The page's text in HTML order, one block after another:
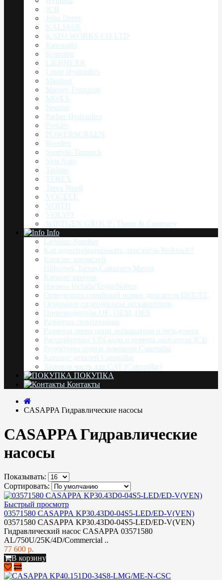
JCB
John Deere
KALMAR
KATO WORKS CO LTD
Kawasaki
Komatsu
LIEBHERR
Linde Hydraulics
Manitou
Massey Ferguson
MOXY
Normet
Parker Hydraulics
Perkins
POWERSCREEN
Roadtec
Sandvik-Tamrock
Sisu Auto
Tadano
TEREX
Terex Noell
VOGELE
VOITH
VOLVO
WIRTGEN GROUP / Deere & Company
Info
Liebherr-Number
Как идентифицировать двигатель Perkins®?
Каталог запчастей
Hidromek,Tarsus,Cukurova,Mastas
Каталог кранов
Насоcы Uchida/Teijin/Nabco
Определить серийный номер двигателя DEUTZ
Основные гидронасосы экскаваторов
Производители OE, OEM, OES
Разборка спецтехники
Размеры звена цепи экскаватора и бульдозера
Расшифровка VIN кода и номера двигателя JCB
Редукторы хода и поворота Caterpillar
Каталог деталей Caterpillar
Ходовая часть для CAT (Caterpillar)
ПОКУПКА
Контакты
CASAPPA Гидравлические насосы
CASAPPA Гидравлические
насосы
Показывать:
Сортировать:
Быстрый просмотр
03571580 CASAPPA KP30.43D0-04S5-LED/ED-V(VEN)
03571580 CASAPPA KP30.43D0-04S5-LED/ED-V(VEN)
Гидравлический насос CASAPPA 03571580
AL/750U/25K/4D/Commercial ..
77 600 р.
В корзину